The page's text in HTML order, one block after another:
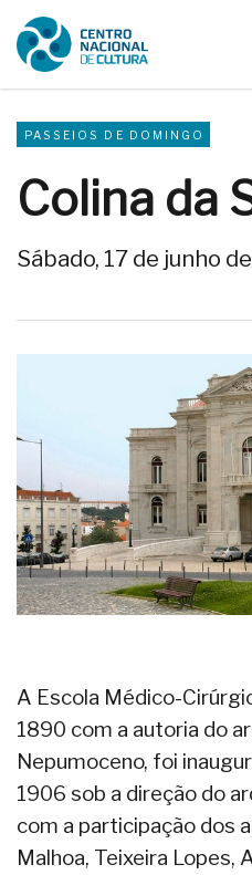
PASSEIOS DE DOMINGO
Colina da
Sábado, 17 de junho
A Escola Médico-
1890 com a autoria do
Nepumoceno, foi
1906 sob a direção do
com a participação dos
Malhoa, Teixeira Lopes,